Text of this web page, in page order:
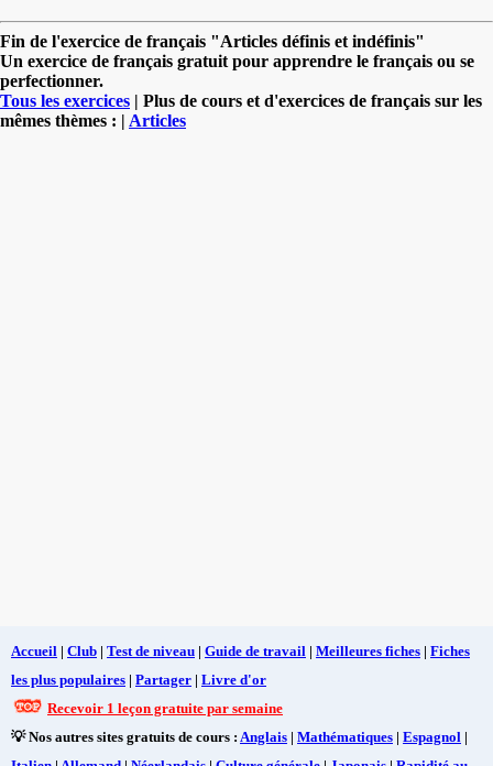
Fin de l'exercice de français "Articles définis et indéfinis"
Un exercice de français gratuit pour apprendre le français ou se
perfectionner.
Tous les exercices | Plus de cours et d'exercices de français sur les
mêmes thèmes : | Articles
Accueil | Club | Test de niveau | Guide de travail | Meilleures fiches | Fiches
les plus populaires | Partager | Livre d'or
Recevoir 1 leçon gratuite par semaine
💡 Nos autres sites gratuits de cours : Anglais | Mathématiques | Espagnol |